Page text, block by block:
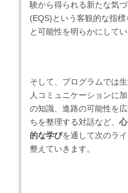
験から得られる新たな気
(EQS)という客観的な指
と可能性を明らかにしてい
そして、プログラムでは
人コミュニケーションに
の知識、進路の可能性を
ちを整理する対話など、
的な学びを通して次のラ
整えていきます。